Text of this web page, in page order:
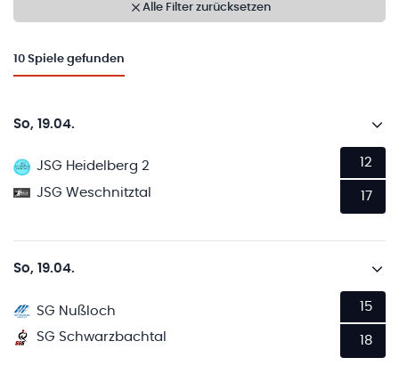
Alle Filter zurücksetzen
10 Spiele gefunden
So, 19.04.
JSG Heidelberg 2
JSG Weschnitztal
12
17
So, 19.04.
SG Nußloch
SG Schwarzbachtal
15
18